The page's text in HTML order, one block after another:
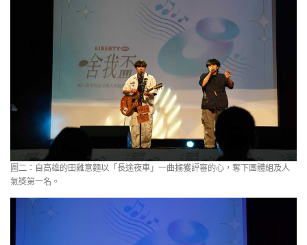
圖二：自高雄的田雞意麵以「長途夜車」一曲擄獲評審的心，奪下團體組及人
氣獎第一名。